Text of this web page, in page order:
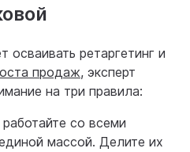
осваивать ретаргетинг и
продаж, эксперт
на три правила:
со всеми
массой. Делите их